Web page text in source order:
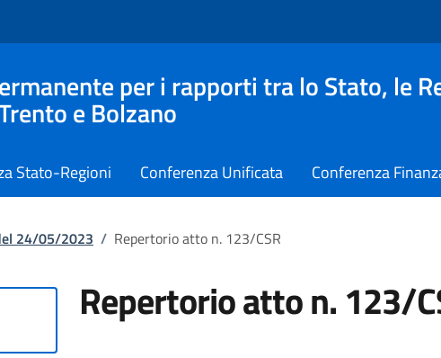
per i rapporti tra lo Stato, le
e Bolzano
Stato-Regioni Conferenza Unificata Conferenza
24/05/2023 / Repertorio atto n. 123/CSR
Repertorio atto n. 123/